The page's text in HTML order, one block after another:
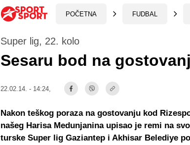
POČETNA FUDBAL
Super lig, 22. kolo
Sesaru bod na
22.02.14. - 14:24,
Nakon teškog poraza na gostovanju kod
našeg Harisa Medunjanina upisao je remi na
turske Super lig Gaziantep i Akhisar Belediye